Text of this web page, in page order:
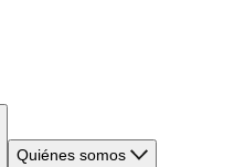
Quiénes somos